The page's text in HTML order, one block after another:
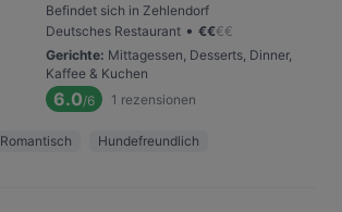
Befindet sich in Zehlendorf
Deutsches Restaurant • €€€€
Gerichte: Mittagessen, Desserts, Dinner,
Kaffee & Kuchen
6.0/6 1 rezensionen
Romantisch Hundefreundlich